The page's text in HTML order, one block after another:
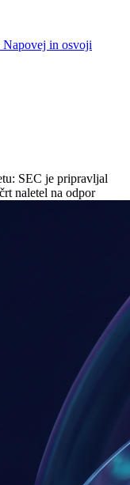
Napovej in osvoji
SEC je pripravljal
naletel na odpor